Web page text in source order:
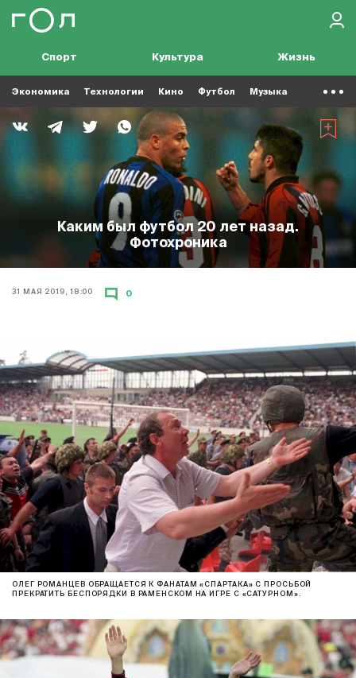
Спорт Культура Жизнь
Экономика Технологии Кино Футбол Музыка
Каким был футбол 20 лет назад.
Фотохроника
31 МАЯ 2019, 18:00 0
ОЛЕГ РОМАНЦЕВ ОБРАЩАЕТСЯ К ФАНАТАМ «СПАРТАКА» С ПРОСЬБОЙ
ПРЕКРАТИТЬ БЕСПОРЯДКИ В РАМЕНСКОМ НА ИГРЕ С «САТУРНОМ».